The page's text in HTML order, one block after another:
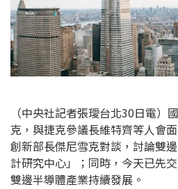
（中央社記者張璦台北30日電）
克，與捷克參議長維特齊等人會
創新部長傑尼雪克對談，討論雙
計研究中心」；同時，今天已先
雙邊半導體產業持續發展。